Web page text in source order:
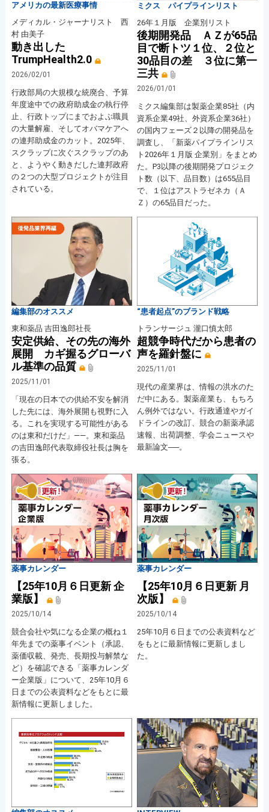
アメリカの最新医療事情
メディカル・ジャーナリスト 西
村 由美子
動き出した
TrumpHealth2.0
2026/02/01
行政部局の大規模な統廃合、予算
年度途中での政府助成金の執行停
止、行政トップにまでおよぶ職員
の大量解雇、そしてオバマケアへ
の連邦助成金のカット。2025年、
スクラップに次ぐスクラップのあ
と、ようやく動きだした連邦政府
の２つの大型プロジェクトが注目
されている。
ミクス パイプラインリスト
26年１月版 企業別リスト
後期開発品 ＡＺが65品
目で断トツ１位、２位と
30品目の差 ３位に第一
三共
2026/01/01
ミクス編集部は製薬企業85社（内
資系企業49社、外資系企業36社）
の国内フェーズ２以降の開発品を
調査し、「新薬パイプラインリス
ト2026年１月版 企業別」をまとめ
た。P3以降の後期開発プロジェク
ト数（以下、品目数）は655品目
で、１位はアストラゼネカ（Ａ
Ｚ）の65品目だった。
編集部のオススメ
東和薬品 吉田逸郎社長
安定供給、その先の海外
展開 カギ握るグローバ
ル基準の品質
2025/11/01
「現在の日本での供給不安を解消
した先には、海外展開も視野に入
る。これを実現する可能性がある
のは東和だけだ」――。東和薬品
の吉田逸郎代表取締役社長は胸を
張る。
“患者起点”のブランド戦略
トランサージュ 瀧口慎太郎
超競争時代だから患者の
声を羅針盤に
2025/11/01
現代の産業界は、情報の洪水のた
だ中にある。製薬産業も、もちろ
ん例外ではない。行政通達やガイ
ドラインの改訂、競合の新薬承認
速報、出荷調整、学会ニュースや
最新論文──。
薬事カレンダー
【25年10月６日更新 企
業版】
2025/10/14
競合会社や気になる企業の概ね１
年先までの薬事イベント（承認、
薬価収載、発売、長期投与解禁な
ど）を確認できる「薬事カレンダ
ー企業版」について、25年10月６
日までの公表資料などをもとに最
新情報に更新しました。
薬事カレンダー
【25年10月６日更新 月
次版】
2025/10/14
25年10月６日までの公表資料など
をもとに最新情報に更新しまし
た。